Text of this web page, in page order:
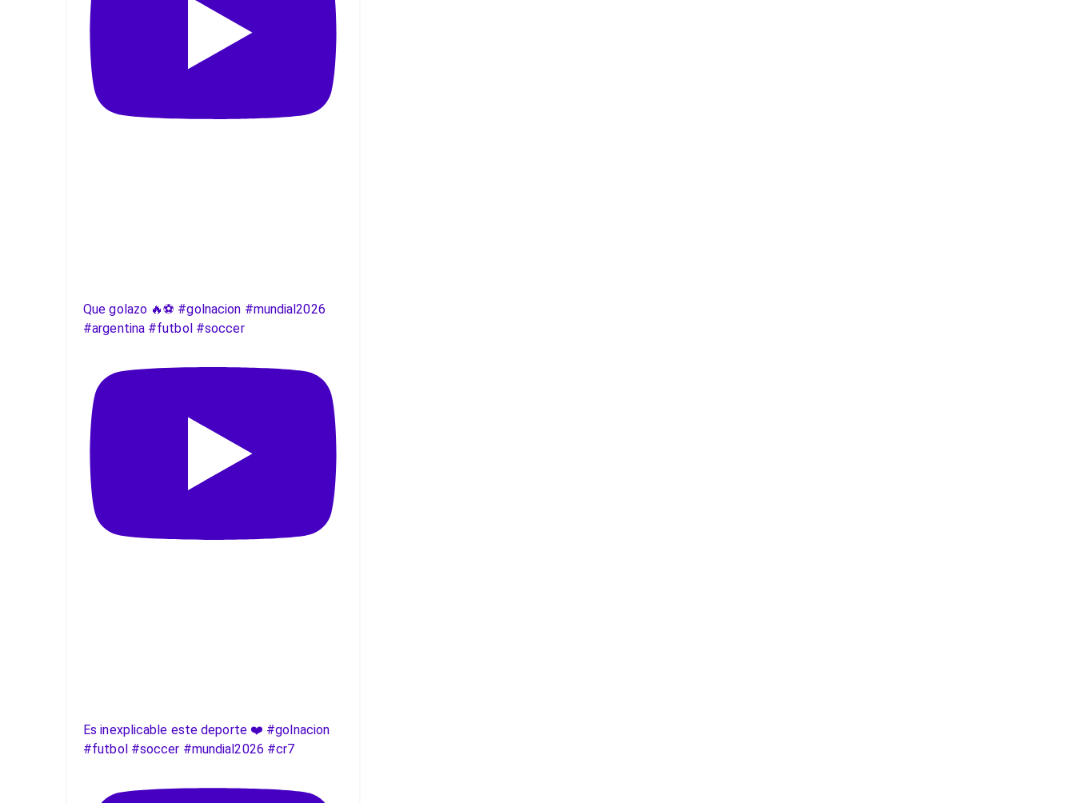
Que golazo 🔥⚽️ #golnacion #mundial2026
#argentina #futbol #soccer
Es inexplicable este deporte ❤️ #golnacion
#futbol #soccer #mundial2026 #cr7